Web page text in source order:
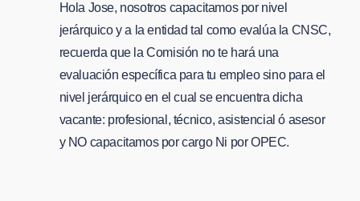
Hola Jose, nosotros capacitamos por nivel
jerárquico y a la entidad tal como evalúa la CNSC,
recuerda que la Comisión no te hará una
evaluación específica para tu empleo sino para el
nivel jerárquico en el cual se encuentra dicha
vacante: profesional, técnico, asistencial ó asesor
y NO capacitamos por cargo Ni por OPEC.